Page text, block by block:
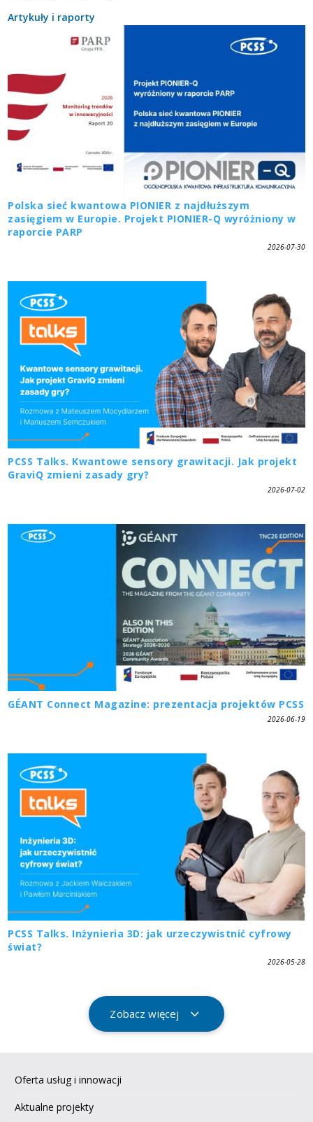
Artykuły i raporty
Polska sieć kwantowa PIONIER z najdłuższym
zasięgiem w Europie. Projekt PIONIER-Q wyróżniony w
raporcie PARP
2026-07-30
PCSS Talks. Kwantowe sensory grawitacji. Jak projekt
GraviQ zmieni zasady gry?
2026-07-02
GÉANT Connect Magazine: prezentacja projektów PCSS
2026-06-19
PCSS Talks. Inżynieria 3D: jak urzeczywistnić cyfrowy
świat?
2026-05-28
Zobacz więcej
Oferta usług i innowacji
Aktualne projekty